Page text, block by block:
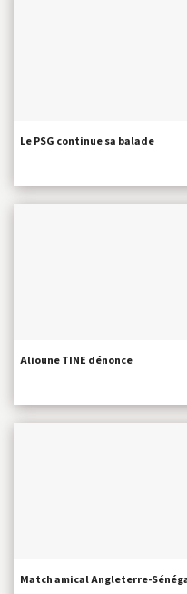
Le PSG continue sa balade
Alioune TINE dénonce
Match amical Angleterre-